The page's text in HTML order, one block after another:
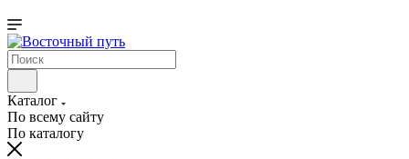
Каталог
По всему сайту
По каталогу